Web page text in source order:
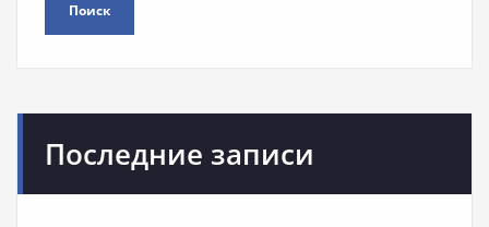
Поиск
Последние записи